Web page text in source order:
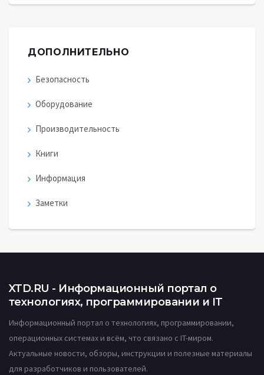
ДОПОЛНИТЕЛЬНО
Безопасность
Оборудование
Производительность
Книги
Информация
Заметки
XTD.RU - Информационный портал о
технологиях, программировании и IT
Информационный портал о технологиях, программировании,
операционных системах и всём, что связано с IT-миром.
Актуальные новости, обзоры, инструкции и полезные материалы
для разработчиков и пользователей.